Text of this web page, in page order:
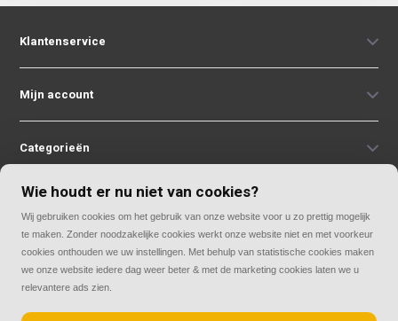
Klantenservice
Mijn account
Categorieën
Contact
Wie houdt er nu niet van cookies?
Wij gebruiken cookies om het gebruik van onze website voor u zo prettig mogelijk
te maken. Zonder noodzakelijke cookies werkt onze website niet en met voorkeur
cookies onthouden we uw instellingen. Met behulp van statistische cookies maken
we onze website iedere dag weer beter & met de marketing cookies laten we u
relevantere ads zien.